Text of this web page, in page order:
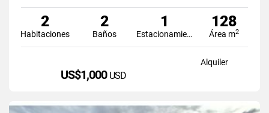
2
Habitaciones
2
Baños
1
Estacionamiento
128
Área m2
Alquiler
US$1,000 USD